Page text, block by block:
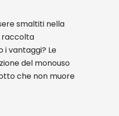
smaltiti nella
raccolta
i vantaggi? Le
del monouso
che non muore